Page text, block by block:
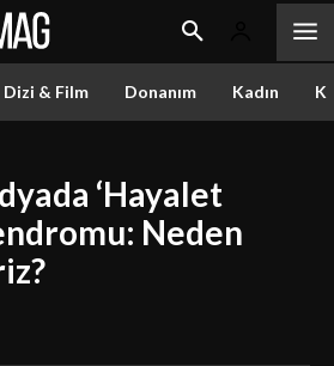
Dizi & Film Donanım Kadın
‘Hayalet
Neden